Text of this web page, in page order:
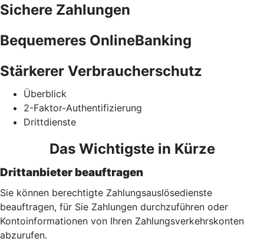
Sichere Zahlungen
Bequemeres OnlineBanking
Stärkerer Verbraucherschutz
Überblick
2-Faktor-Authentifizierung
Drittdienste
Das Wichtigste in Kürze
Drittanbieter beauftragen
Sie können berechtigte Zahlungsauslösedienste
beauftragen, für Sie Zahlungen durchzuführen oder
Kontoinformationen von Ihren Zahlungsverkehrskonten
abzurufen.